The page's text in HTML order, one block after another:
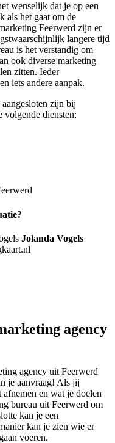
wenselijk dat je op een
als het gaat om de
Feerwerd zijn er
langere tijd
is het verstandig om
ook diverse marketing
zitten. Ieder
iets andere aanpak.
zijn bij
volgende diensten:
Jolanda Vogels
agency
agency uit Feerwerd
je aanvraag! Als jij
en wat je doelen
bureau uit Feerwerd om
kan je een
kan je zien wie er
voeren.